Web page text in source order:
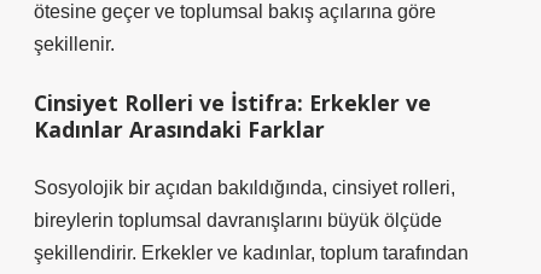
ötesine geçer ve toplumsal bakış açılarına göre
şekillenir.
Cinsiyet Rolleri ve İstifra: Erkekler ve
Kadınlar Arasındaki Farklar
Sosyolojik bir açıdan bakıldığında, cinsiyet rolleri,
bireylerin toplumsal davranışlarını büyük ölçüde
şekillendirir. Erkekler ve kadınlar, toplum tarafından